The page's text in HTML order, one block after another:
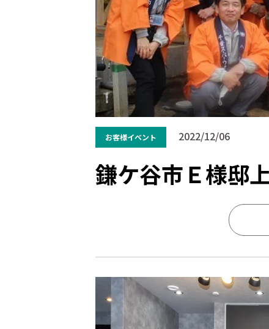
お客様イベント 2022/12/06
鎌ケ谷市Ｅ様邸